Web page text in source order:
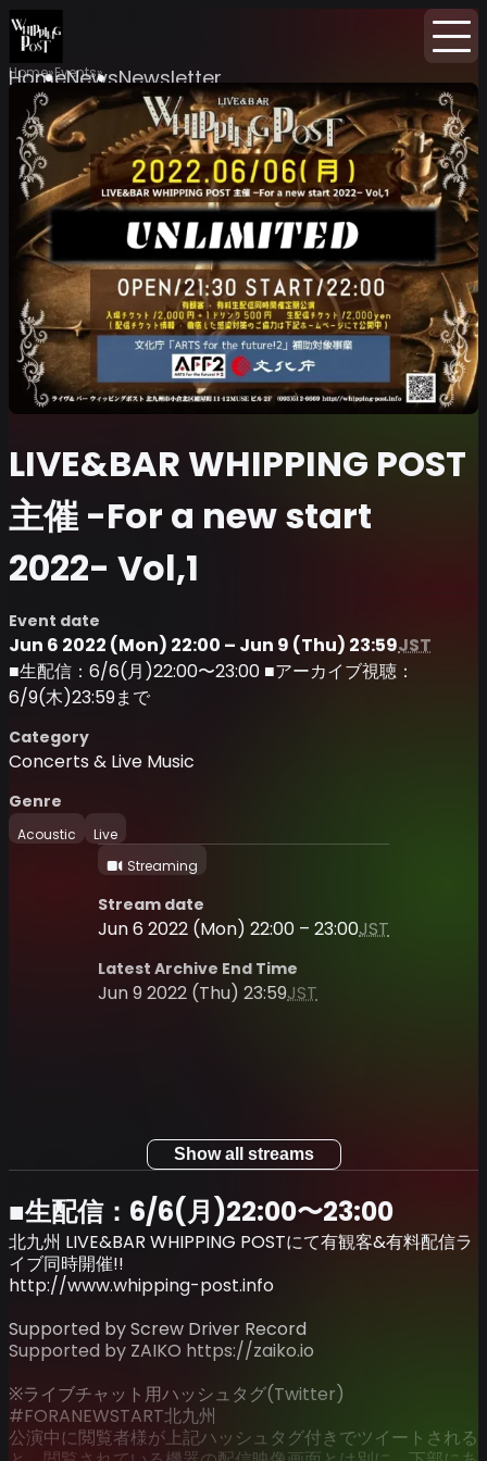
HomeNewsNewsletter
Home Events
LIVE&BAR WHIPPING POST
主催 -For a new start
2022- Vol,1
Event date
Jun 6 2022 (Mon) 22:00 – Jun 9 (Thu) 23:59JST
■生配信：6/6(月)22:00〜23:00 ■アーカイブ視聴：
6/9(木)23:59まで
Category
Concerts & Live Music
Genre
Acoustic
Live
Streaming
Stream date
Jun 6 2022 (Mon) 22:00 – 23:00JST
Latest Archive End Time
Jun 9 2022 (Thu) 23:59JST
Show all streams
■生配信：6/6(月)22:00〜23:00
北九州 LIVE&BAR WHIPPING POSTにて有観客&有料配信ラ
イブ同時開催!!
http://www.whipping-post.info
Supported by Screw Driver Record
Supported by ZAIKO https://zaiko.io
※ライブチャット用ハッシュタグ(Twitter)
#FORANEWSTART北九州
公演中に閲覧者様が上記ハッシュタグ付きでツイートされる